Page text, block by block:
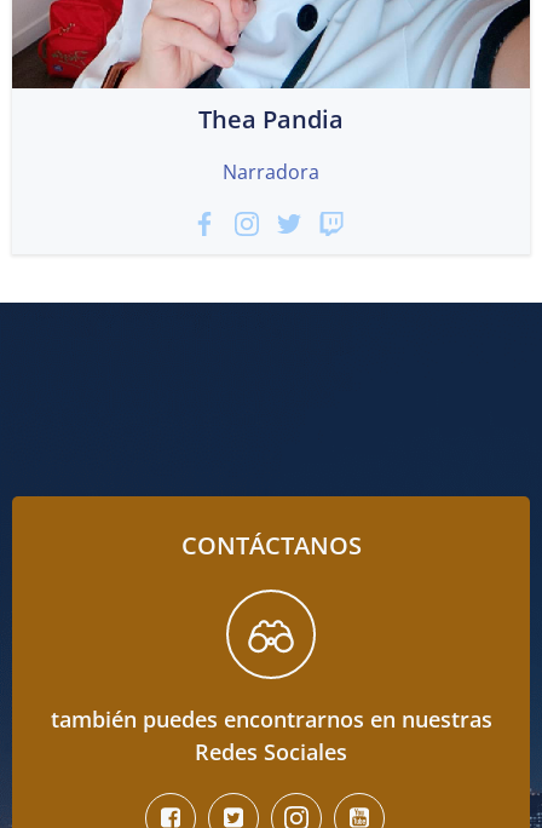
Thea Pandia
Narradora
CONTÁCTANOS
también puedes encontrarnos en nuestras
Redes Sociales